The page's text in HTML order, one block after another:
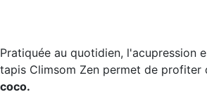
Pratiquée au quotidien, l'acupression
tapis Climsom Zen permet de
coco.